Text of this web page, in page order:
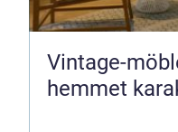
Vintage-
hemmet